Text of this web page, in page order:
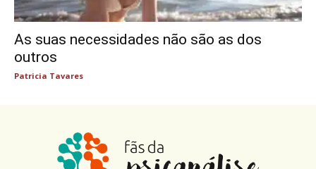
As suas necessidades não são as dos
outros
Patricia Tavares